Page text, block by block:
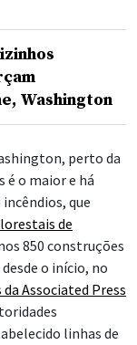
Washington
perto da
é o maior e há
que
de
850 construções
o início, no
Associated Press
linhas de